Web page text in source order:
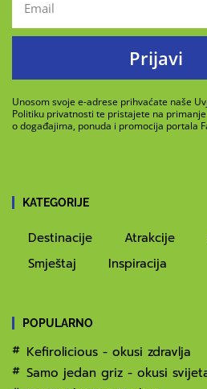
Prijavi
Unosom svoje e-adrese prihvaćate naše
Politiku privatnosti te pristajete na
o događajima, ponuda i promocija portala
KATEGORIJE
Destinacije Atrakcije
Smještaj
Inspiracija
POPULARNO
Kefirolicious - okusi zdravlja
Samo jedan griz - okusi